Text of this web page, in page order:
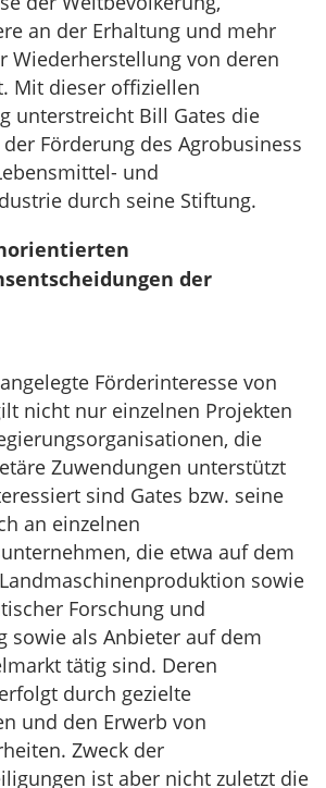
an der Erhaltung und mehr
Wiederherstellung von deren
Mit dieser offiziellen
unterstreicht Bill Gates die
Förderung des Agrobusiness
und
durch seine Stiftung.
der
Förderinteresse von
nicht nur einzelnen Projekten
die
Zuwendungen unterstützt
sind Gates bzw. seine
an einzelnen
die etwa auf dem
sowie
Forschung und
sowie als Anbieter auf dem
tätig sind. Deren
durch gezielte
und den Erwerb von
Zweck der
ist aber nicht zuletzt die